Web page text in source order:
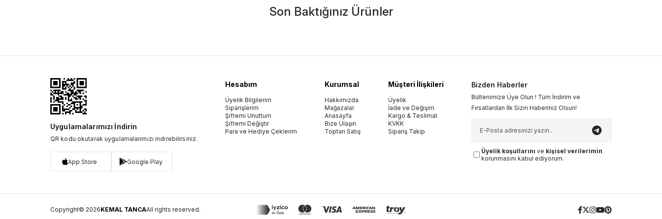
Son Baktığınız Ürünler
Uygulamalarımızı İndirin
QR kodu okutarak uygulamalarımızı indirebilirsiniz.
App Store Google Play
Hesabım
Üyelik Bilgilerim
Siparişlerim
Şifremi Unuttum
Şifremi Değiştir
Para ve Hediye Çeklerim
Kurumsal
Hakkımızda
Mağazalar
Anasayfa
Bize Ulaşın
Toptan Satış
Müşteri İlişkileri
Üyelik
İade ve Değişim
Kargo & Teslimat
KVKK
Sipariş Takip
Bizden Haberler
Bültenimize Üye Olun ! Tüm İndirim ve
Fırsatlardan İlk Sizin Haberiniz Olsun!
Üyelik koşullarını ve kişisel verilerimin
korunmasını kabul ediyorum.
Copyright© 2026KEMAL TANCAAll rights reserved.